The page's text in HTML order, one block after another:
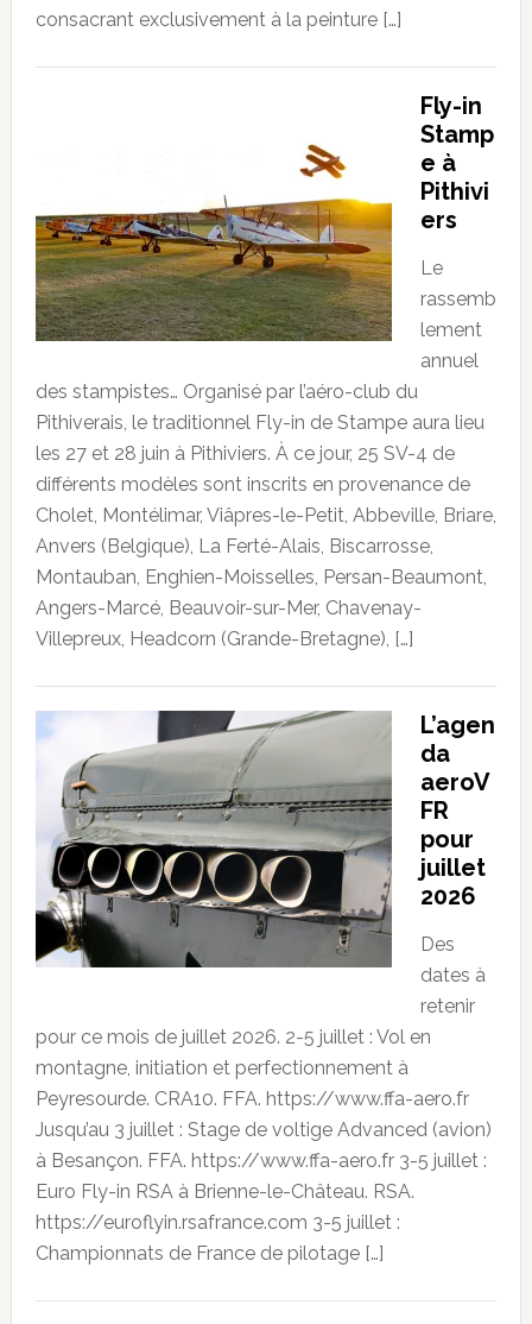
consacrant exclusivement à la peinture […]
Fly-in
Stamp
e à
Pithivi
ers
Le
rassemb
lement
annuel
des stampistes… Organisé par l’aéro-club du
Pithiverais, le traditionnel Fly-in de Stampe aura lieu
les 27 et 28 juin à Pithiviers. À ce jour, 25 SV-4 de
différents modèles sont inscrits en provenance de
Cholet, Montélimar, Viâpres-le-Petit, Abbeville, Briare,
Anvers (Belgique), La Ferté-Alais, Biscarrosse,
Montauban, Enghien-Moisselles, Persan-Beaumont,
Angers-Marcé, Beauvoir-sur-Mer, Chavenay-
Villepreux, Headcorn (Grande-Bretagne), […]
L’agen
da
aeroV
FR
pour
juillet
2026
Des
dates à
retenir
pour ce mois de juillet 2026. 2-5 juillet : Vol en
montagne, initiation et perfectionnement à
Peyresourde. CRA10. FFA. https://www.ffa-aero.fr
Jusqu’au 3 juillet : Stage de voltige Advanced (avion)
à Besançon. FFA. https://www.ffa-aero.fr 3-5 juillet :
Euro Fly-in RSA à Brienne-le-Château. RSA.
https://euroflyin.rsafrance.com 3-5 juillet :
Championnats de France de pilotage […]